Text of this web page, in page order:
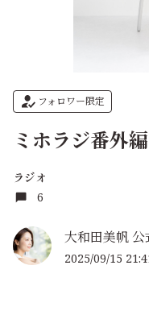
フォロワー限定
ミホラジ番外編
ラジオ
6
大和田美帆
2025/09/15